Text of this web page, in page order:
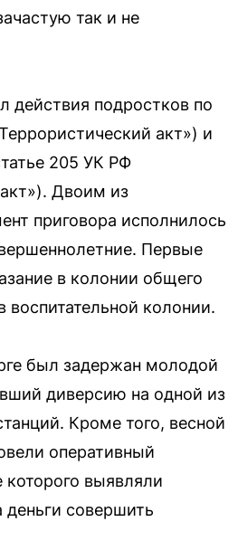
так и не
действия подростков по
акт») и
205 УК РФ
Двоим из
приговора исполнилось
Первые
в колонии общего
колонии.
был задержан молодой
диверсию на одной из
Кроме того, весной
оперативный
которого выявляли
деньги совершить